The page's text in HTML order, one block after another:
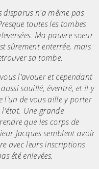
disparus n'a même pas
toutes les tombes
Ma pauvre soeur
sûrement enterrée, mais
sa tombe.
l'avouer et cependant
souillé, éventré, et il y
l'un de vous aille y porter
l'état. Une grande
que les corps de
Jacques semblent avoir
avec leurs inscriptions
été enlevées.